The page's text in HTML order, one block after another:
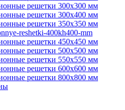
решетки 300х300 мм
решетки 300х400 мм
решетки 350х350 мм
reshetki-400kh400-mm
решетки 450х450 мм
решетки 500х500 мм
решетки 550х550 мм
решетки 600х600 мм
решетки 800х800 мм